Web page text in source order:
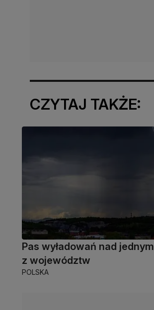
CZYTAJ TAKŻE:
Pas wyładowań nad jednym
z województw
POLSKA